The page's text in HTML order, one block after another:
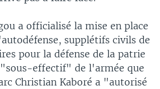
a officialisé la mise en place
supplétifs civils de
pour la défense de la patrie
"sous-effectif" de l'armée que
Christian Kaboré a "autorisé